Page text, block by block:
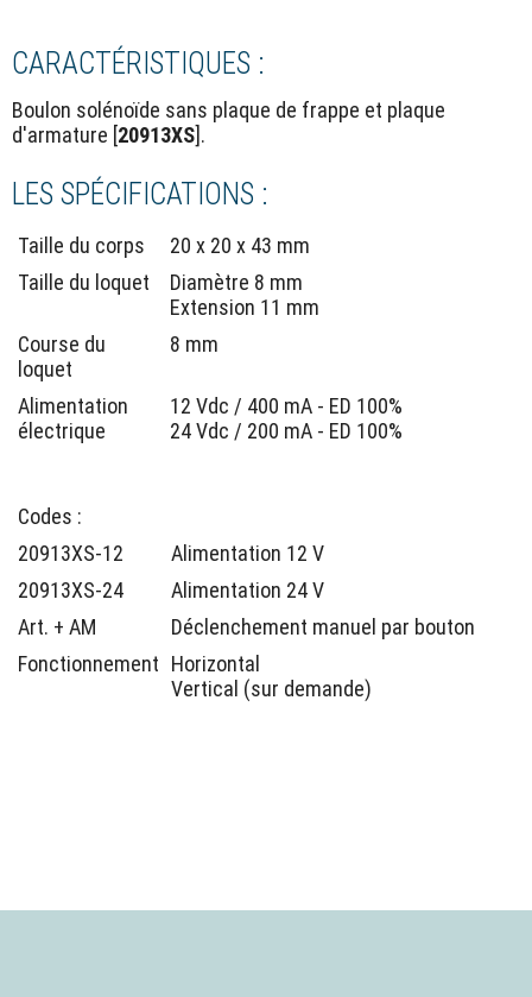
CARACTÉRISTIQUES :
Boulon solénoïde sans plaque de frappe et plaque
d'armature [20913XS].
LES SPÉCIFICATIONS :
Taille du corps
20 x 20 x 43 mm
Taille du loquet
Diamètre 8 mm
Extension 11 mm
Course du
loquet
8 mm
Alimentation
électrique
12 Vdc / 400 mA - ED 100%
24 Vdc / 200 mA - ED 100%
Codes :
20913XS-12
Alimentation 12 V
20913XS-24
Alimentation 24 V
Art. + AM
Déclenchement manuel par bouton
Fonctionnement Horizontal
Vertical (sur demande)